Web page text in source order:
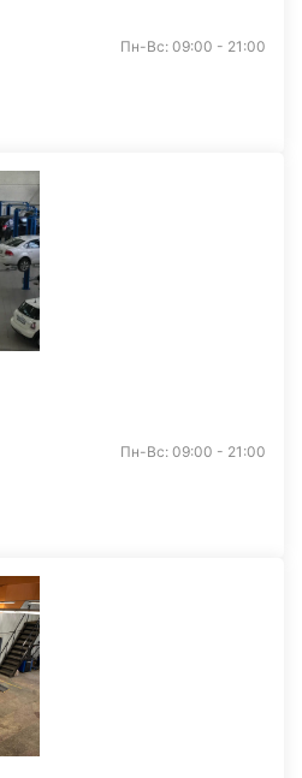
Пн-Вс: 09:00 - 21:00
Пн-Вс: 09:00 - 21:00